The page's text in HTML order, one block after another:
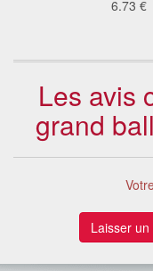
6.73 €
Les avis
grand
Laisser